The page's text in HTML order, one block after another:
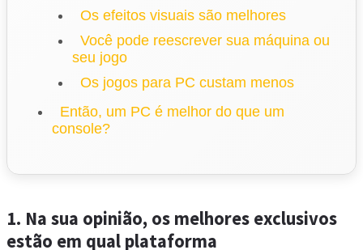
Os efeitos visuais são melhores
Você pode reescrever sua máquina ou
seu jogo
Os jogos para PC custam menos
Então, um PC é melhor do que um
console?
1. Na sua opinião, os melhores exclusivos
estão em qual plataforma